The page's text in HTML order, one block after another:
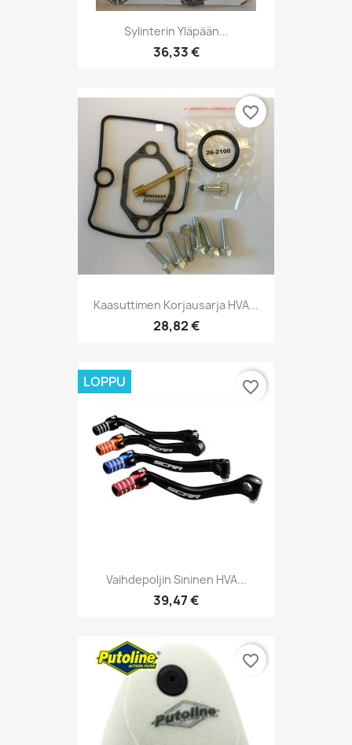
Sylinterin Yläpään...
36,33 €
Kaasuttimen Korjausarja HVA...
28,82 €
favorite_border
Vaihdepoljin Sininen HVA...
39,47 €
LOPPU favorite_border
favorite_border